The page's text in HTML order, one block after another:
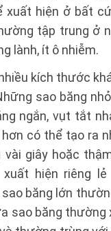
xuất hiện ở bất
tập trung ở
lành, ít ô nhiễm.
kích thước
sao băng
ngắn, vụt tắt
có thể tạo ra
vài giây hoặc
hiện riêng lẻ
băng lớn
sao băng thường